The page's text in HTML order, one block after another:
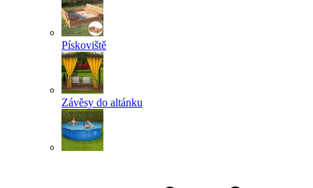
Pískoviště
Závěsy do altánku